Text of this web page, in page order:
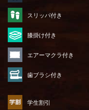
スリッパ付き
膝掛け付き
エアーマクラ付き
歯ブラシ付き
学生割引